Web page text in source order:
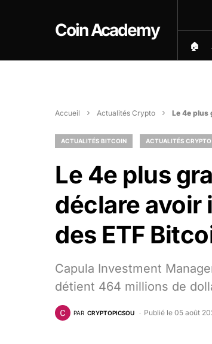
Coin Academy
🏠︎
Accueil Actualités Crypto Le 4e plus
ACTUALITÉS BITCOIN ACTUALITÉS CRYPTO
Le 4e plus
déclare avoir
des ETF
Capula Investment
détient 464 millions de
PAR CRYPTOPICSOU Publié le 05 août